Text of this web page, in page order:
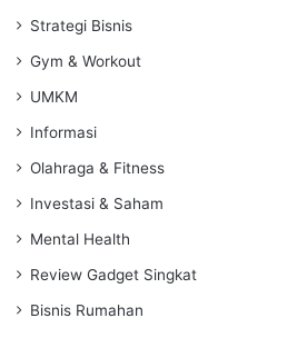
Strategi Bisnis
Gym & Workout
UMKM
Informasi
Olahraga & Fitness
Investasi & Saham
Mental Health
Review Gadget Singkat
Bisnis Rumahan